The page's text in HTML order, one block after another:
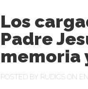
Los
Padre
memoria
POSTED BY RUDICS ON